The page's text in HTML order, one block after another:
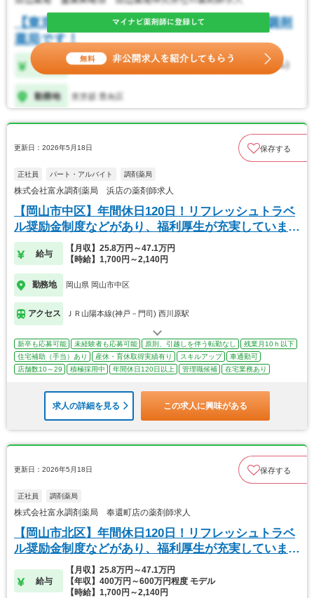
更新日：2026年5月18日 保存する
正社員 パート・アルバイト 調剤薬局
株式会社富永調剤薬局 浜店の薬剤師求人
【岡山市中区】年間休日120日！リフレッシュトラベ
ル奨励金制度などがあり、福利厚生が充実していま
す！
給与
【月収】25.8万円～47.1万円
【時給】1,700円～2,140円
勤務地 岡山県 岡山市中区
アクセス ＪＲ山陽本線(神戸－門司) 西川原駅
新卒も応募可能 未経験者も応募可能 原則、引越しを伴う転勤なし
残業月10ｈ以下
住宅補助（手当）あり
産休・育休取得実績有り スキルアップ
車通勤可
店舗数10～29
積極採用中 年間休日120日以上 管理職候補 在宅業務あり
求人の詳細を見る この求人に興味がある
更新日：2026年5月18日 保存する
正社員 調剤薬局
株式会社富永調剤薬局 奉還町店の薬剤師求人
【岡山市北区】年間休日120日！リフレッシュトラベ
ル奨励金制度などがあり、福利厚生が充実していま
給与
【月収】25.8万円～47.1万円
【年収】400万円～600万円程度 モデル
【時給】1,700円～2,140円